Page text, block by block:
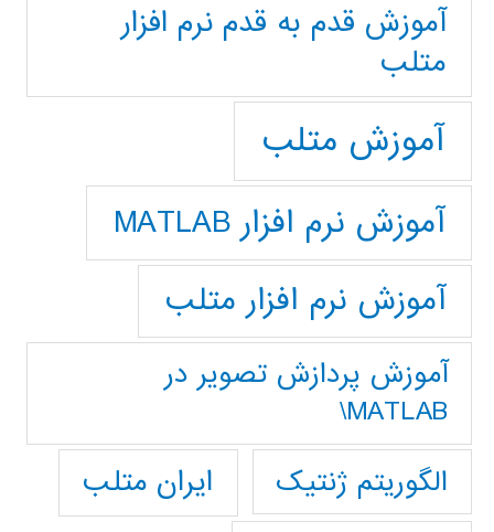
آموزش قدم به قدم نرم افزار
متلب
آموزش متلب
آموزش نرم افزار MATLAB
آموزش نرم افزار متلب
آموزش پردازش تصوير در
MATLAB\
الگوریتم ژنتیک
ایران متلب